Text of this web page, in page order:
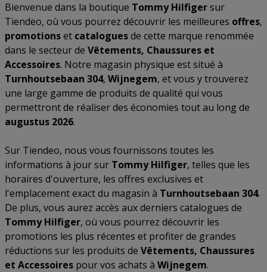
Bienvenue dans la boutique Tommy Hilfigersur
Tiendeo, où vous pourrez découvrir les meilleures offres,
promotionset cataloguesde cette marque renommée
dans le secteur de Vêtements, Chaussures et
Accessoires. Notre magasin physique est situé à
Turnhoutsebaan 304, Wijnegem, et vous y trouverez
une large gamme de produits de qualité qui vous
permettront de réaliser des économies tout au long de
augustus 2026.
Sur Tiendeo, nous vous fournissons toutes les
informations à jour sur Tommy Hilfiger, telles que les
horaires d'ouverture, les offres exclusives et
l'emplacement exact du magasin à Turnhoutsebaan 304.
De plus, vous aurez accès aux derniers catalogues de
Tommy Hilfiger, où vous pourrez découvrir les
promotions les plus récentes et profiter de grandes
réductions sur les produits de Vêtements, Chaussures
et Accessoires pour vos achats à Wijnegem.